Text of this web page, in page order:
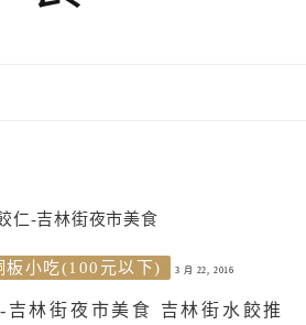
板小吃(100元以下) 3 月 22, 2016
吉林街夜市美食 吉林街水餃推